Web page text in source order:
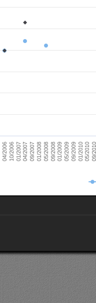
04/200610/200601/200704/200709/200701/200805/200809/200801/200905/200909/200901/201005/201009/